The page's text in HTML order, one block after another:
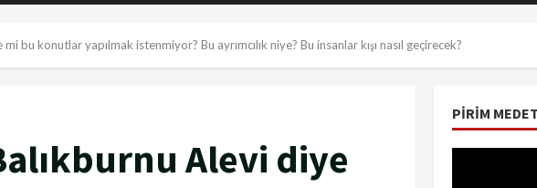
bu konutlar yapılmak istenmiyor? Bu ayrımcılık niye? Bu insanlar kışı nasıl geçirecek?
Alevi diye
PIRIM